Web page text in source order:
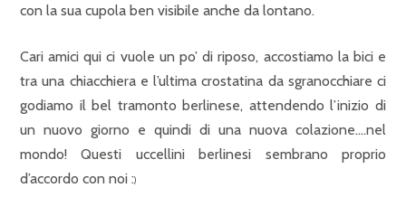
con la sua cupola ben visibile anche da lontano.
Cari amici qui ci vuole un po’ di riposo, accostiamo la bici e
tra una chiacchiera e l’ultima crostatina da sgranocchiare ci
godiamo il bel tramonto berlinese, attendendo l’inizio di
un nuovo giorno e quindi di una nuova colazione….nel
mondo! Questi uccellini berlinesi sembrano proprio
d’accordo con noi :)